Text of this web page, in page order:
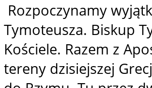
Rozpoczynamy
Tymoteusza. Biskup
Kościele. Razem z
tereny dzisiejszej